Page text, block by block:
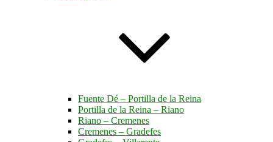
Fuente Dé – Portilla de la Reina
Portilla de la Reina – Riano
Riano – Cremenes
Cremenes – Gradefes